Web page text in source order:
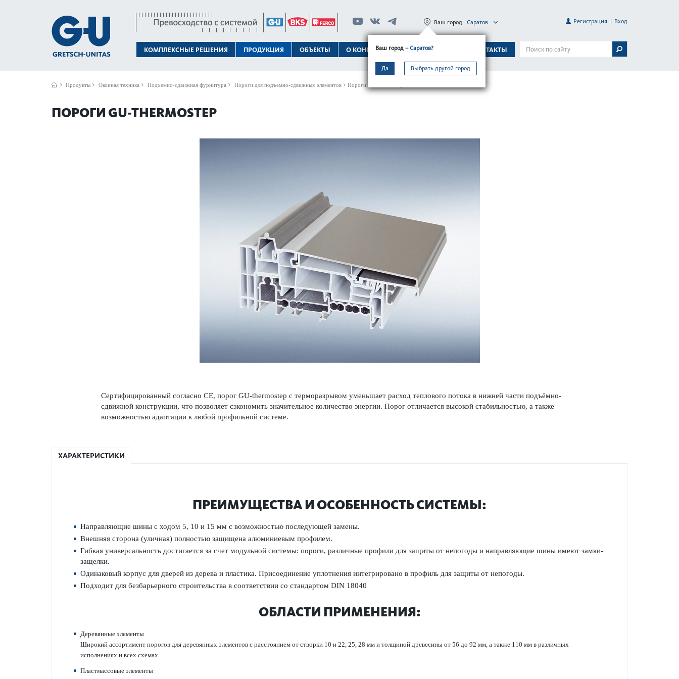
КОМПЛЕКСНЫЕ РЕШЕНИЯ ПРОДУКЦИЯ ОБЪЕКТЫ О КОНЦЕРНЕ ТЕХПОДДЕРЖКА КОНТАКТЫ
Ваш город – Саратов?
Да Выбрать другой город
Ваш город Саратов Регистрация Вход
Продукты Оконная техника Подъемно-сдвижная фурнитура Пороги для подъемно-сдвижных элементов Пороги GU-ther­mostep
ПОРОГИ GU-THER­MOSTEP
Сертифицированный согласно СЕ, порог GU-thermostep с терморазрывом уменьшает расход теплового потока в нижней части подъёмно-
сдвижной конструкции, что позволяет сэкономить значительное количество энергии. Порог отличается высокой стабильностью, а также
возможностью адаптации к любой профильной системе.
ХАРАКТЕРИСТИКИ
ПРЕИМУЩЕСТВА И ОСОБЕННОСТЬ СИСТЕМЫ:
Направляющие шины с ходом 5, 10 и 15 мм с возможно­стью пос­л­едующей замены.
Внешняя сторона (уличная) полно­стью защищена алюминиевым профилем.
Гибкая унив­ерсальность дос­тигается за счет модульной сис­темы: пороги, различные профили для защиты от непо­годы и направляющие шины имеют замки-
защелки.
Одина­ковый корпус для дверей из дерева и пла­стика. Присо­единение уплотнения интегриро­вано в профиль для защиты от непо­годы.
Подходит для безба­рьерного строительства в соотв­е­тствии со стандартом DIN 18040
ОБЛАСТИ ПРИМЕНЕНИЯ:
Дер­евянные элементы
Широкий ассортимент пор­огов для дер­евянных элементов с расстоянием от створки 10 и 22, 25, 28 мм и толщиной дре­в­есины от 56 до 92 мм, а также 110 мм в различных
исполнениях и всех схемах.
Пластмассовые элементы